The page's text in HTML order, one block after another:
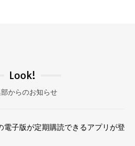
Look!
からのお知らせ
電子版が定期購読できるアプリが登